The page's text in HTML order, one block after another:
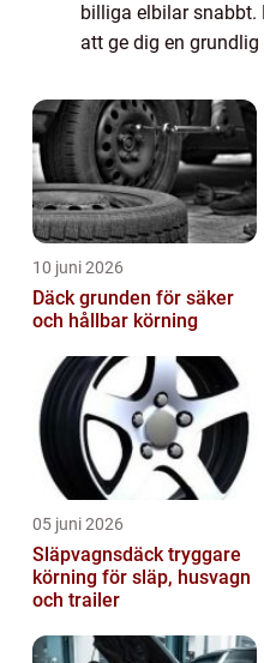
billiga elbilar snabbt.
att ge dig en
av olika typer,
10 juni 2026
Däck grunden för säker
och hållbar körning
05 juni 2026
Släpvagnsdäck tryggare
körning för släp, husvagn
och trailer